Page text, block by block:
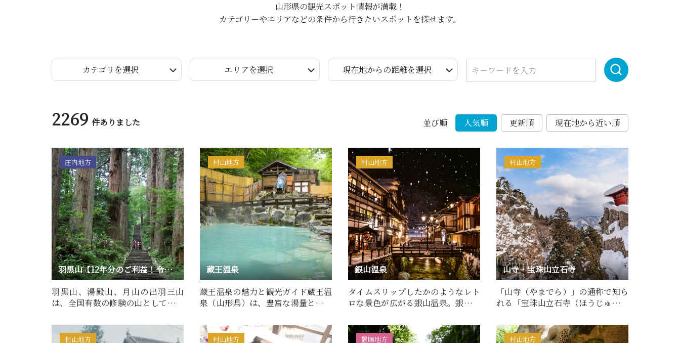
山形県の観光スポット情報が満載！
カテゴリーやエリアなどの条件から行きたいスポットを探せます。
カテゴリを選択 エリアを選択 現在地からの距離を選択
2269 件ありました 並び順 人気順 更新順 現在地から近い順
羽黒山【12年分のご利益！令和8年「羽黒山午年御縁年」】
庄内地方
羽黒山、湯殿山、月山の出羽三山
は、全国有数の修験の山として知ら
蔵王温泉
村山地方
蔵王温泉の魅力と観光ガイド蔵王温
泉（山形県）は、豊富な湯量と強酸
銀山温泉
村山地方
タイムスリップしたかのようなレト
ロな景色が広がる銀山温泉。銀山川
山寺・宝珠山立石寺
村山地方
「山寺（やまでら）」の通称で知ら
れる「宝珠山立石寺（ほうじゅさん
村山地方 村山地方 置賜地方 村山地方